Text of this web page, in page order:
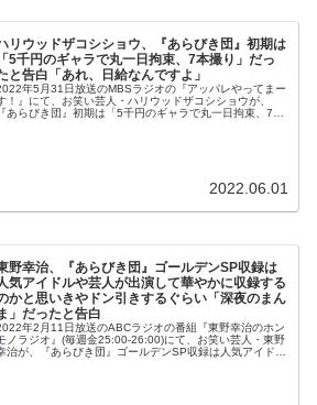
リウッドザコシショウ、『あらびき団』初期は
「5千円のギャラで丸一日拘束、7本撮り」だっ
と告白「あれ、日給なんですよ」
年5月31日放送のMBSラジオの『アッパレやってまー
！』にて、お笑い芸人・ハリウッドザコシショウが、
『あらびき団』初期は「5千円のギャラで丸一日拘束、7本
2022.06.01
野幸治、『あらびき団』ゴールデンSP収録は
人気アイドルや芸人が出演して華やかに収録する
かと思いきやドン引きするぐらい「深夜のまん
」だったと告白
年2月11日放送のABCラジオの番組『東野幸治のホン
ノラジオ』(毎週金25:00-26:00)にて、お笑い芸人・東野
治が、『あらびき団』ゴールデンSP収録は人気アイドル